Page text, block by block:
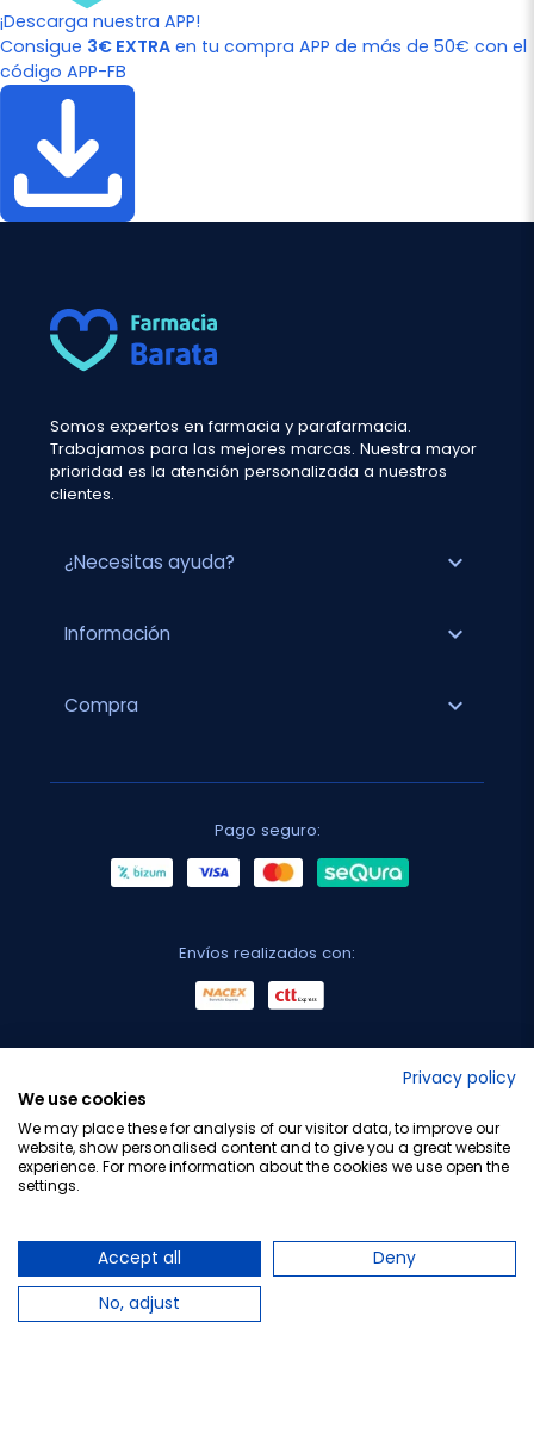
¡Descarga nuestra APP!
Consigue 3€ EXTRA en tu compra APP de más de 50€ con el
código APP-FB
Somos expertos en farmacia y parafarmacia.
Trabajamos para las mejores marcas. Nuestra mayor
prioridad es la atención personalizada a nuestros
clientes.
¿Necesitas ayuda? expand_more
Información expand_more
Compra expand_more
Pago seguro:
Envíos realizados con:
Privacy policy
We use cookies
We may place these for analysis of our visitor data, to improve our
website, show personalised content and to give you a great website
experience. For more information about the cookies we use open the
settings.
Accept all
Deny
No, adjust